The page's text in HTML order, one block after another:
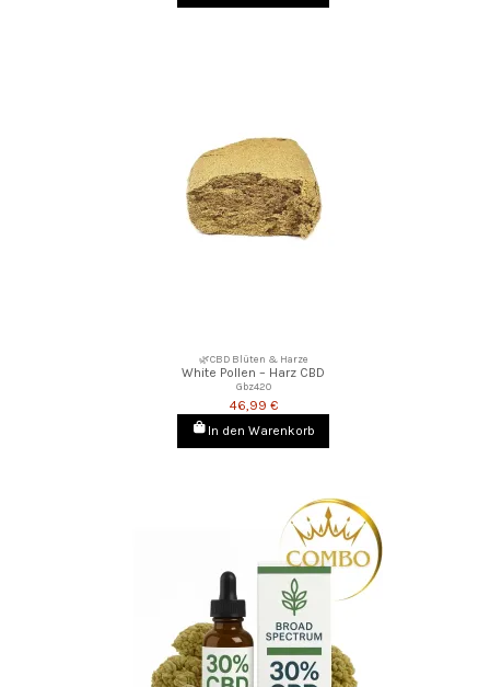
🌿CBD Blüten & Harze
White Pollen – Harz CBD
Gbz420
46,99 €
In den Warenkorb